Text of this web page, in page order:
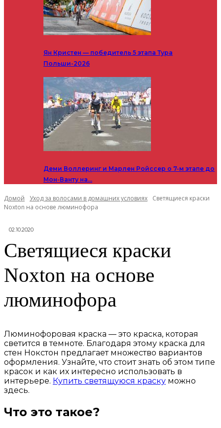
Ян Кристен — победитель 5 этапа Тура
Польши-2026
Деми Воллеринг и Марлен Ройссер о 7-м этапе до
Мон-Ванту на…
Домой Уход за волосами в домашних условиях
Светящиеся краски
Noxton на основе люминофора
02.10.2020
Светящиеся краски
Noxton на основе
люминофора
Люминофоровая краска — это краска, которая
светится в темноте. Благодаря этому краска для
стен Нокстон предлагает множество вариантов
оформления. Узнайте, что стоит знать об этом типе
красок и как их интересно использовать в
интерьере. Купить светящуюся краску можно
здесь.
Что это такое?